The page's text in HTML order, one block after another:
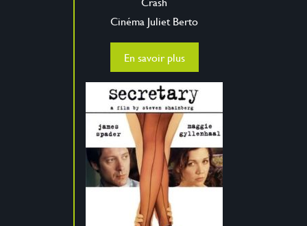
Cinéma Juliet Berto
En savoir plus